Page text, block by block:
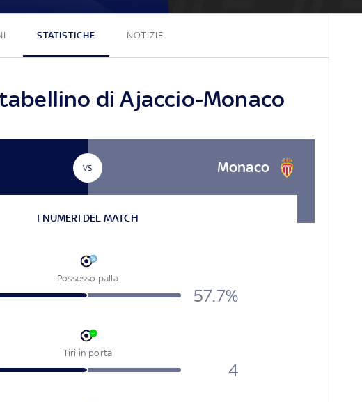
STATISTICHE NOTIZIE
di Ajaccio-Monaco
VS Monaco
I NUMERI DEL MATCH
Possesso palla
57.7%
Tiri in porta
4